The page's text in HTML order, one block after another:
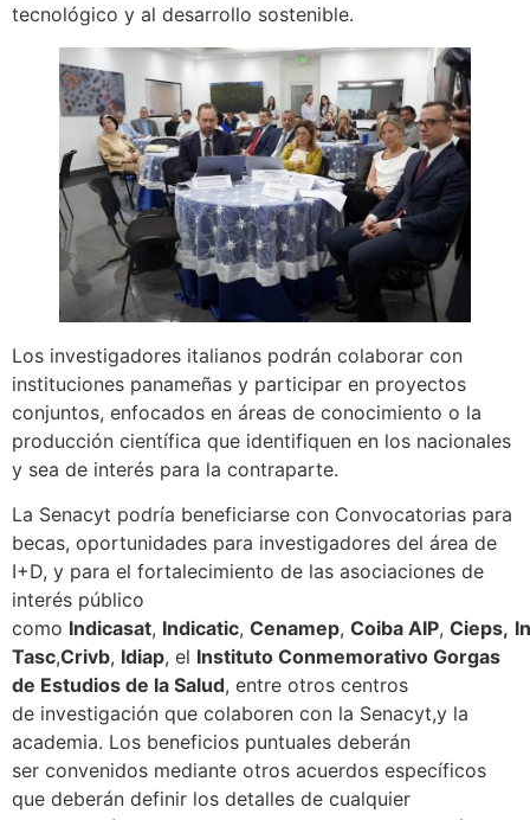
tecnológico y al desarrollo sostenible.
Los investigadores italianos podrán colaborar con
instituciones panameñas y participar en proyectos
conjuntos, enfocados en áreas de conocimiento o la
producción científica que identifiquen en los nacionales
y sea de interés para la contraparte.
La Senacyt podría beneficiarse con Convocatorias para
becas, oportunidades para investigadores del área de
I+D, y para el fortalecimiento de las asociaciones de
interés público
como Indicasat, Indicatic, Cenamep, Coiba AIP, Cieps, I
Tasc,Crivb, Idiap, el Instituto Conmemorativo Gorgas
de Estudios de la Salud, entre otros centros
de investigación que colaboren con la Senacyt,y la
academia. Los beneficios puntuales deberán
ser convenidos mediante otros acuerdos específicos
que deberán definir los detalles de cualquier